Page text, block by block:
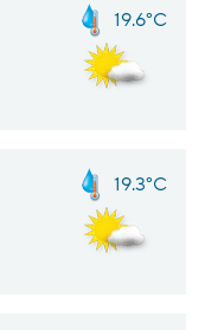
19.6°C
19.3°C